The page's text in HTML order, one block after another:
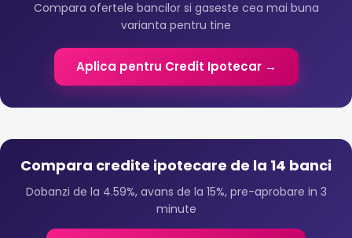
Compara ofertele bancilor si gaseste cea mai buna
varianta pentru tine
Aplica pentru Credit Ipotecar →
Compara credite ipotecare de la 14 banci
Dobanzi de la 4.59%, avans de la 15%, pre-aprobare in 3
minute